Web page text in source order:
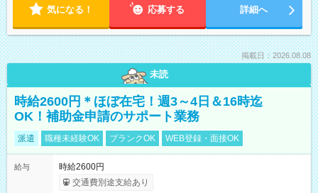
気になる！ 応募する 詳細へ
掲載日：2026.08.08
未読
時給2600円＊ほぼ在宅！週3～4日＆16時迄
OK！補助金申請のサポート業務
派遣 職種未経験OK ブランクOK WEB登録・面接OK
給与
時給2600円
交通費別途支給あり